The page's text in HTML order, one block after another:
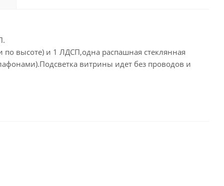
высоте) и 1 ЛДСП,одна распашная стеклянная
витрины идет без проводов и